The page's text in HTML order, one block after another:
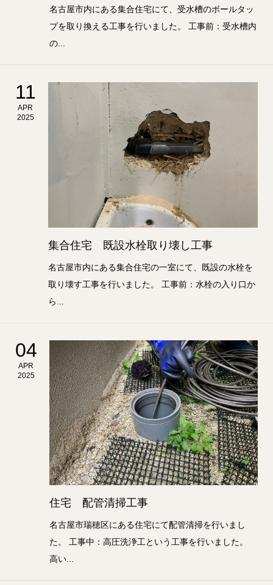
名古屋市内にある集合住宅にて、受水槽のボールタッ
プを取り換える工事を行いました。 工事前：受水槽内
の...
11
APR
2025
集合住宅 既設水栓取り壊し工事
名古屋市内にある集合住宅の一室にて、既設の水栓を
取り壊す工事を行いました。 工事前：水栓の入り口か
ら...
04
APR
2025
住宅 配管清掃工事
名古屋市瑞穂区にある住宅にて配管清掃を行いまし
た。 工事中：高圧洗浄工という工事を行いました。
高い...